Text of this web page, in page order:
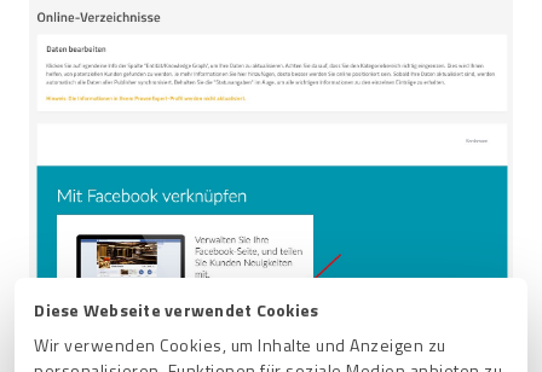
Diese Webseite verwendet Cookies
Wir verwenden Cookies, um Inhalte und Anzeigen zu